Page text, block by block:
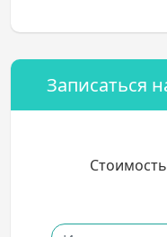
Записаться
Стоимость